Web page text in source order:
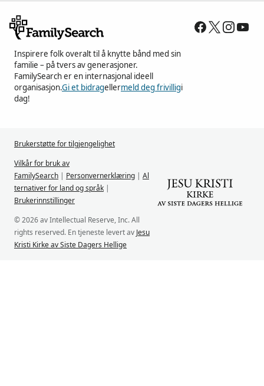
Inspirere folk overalt til å knytte bånd med sin
familie – på tvers av generasjoner.
FamilySearch er en internasjonal ideell
organisasjon.Gi et bidragellermeld deg frivilligi
dag!
Brukerstøtte for tilgjengelighet
Vilkår for bruk av
FamilySearch | Personvernerklæring | Al
ternativer for land og språk |
Brukerinnstillinger
© 2026 av Intellectual Reserve, Inc. All
rights reserved. En tjeneste levert av Jesu
Kristi Kirke av Siste Dagers Hellige